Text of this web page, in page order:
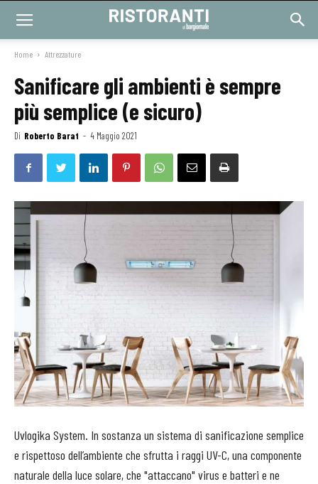
Home Attrezzature
Sanificare gli ambienti è sempre
più semplice (e sicuro)
Di Roberto Barat - 4 Maggio 2021
Uvlogika System. In sostanza un sistema di sanificazione semplice
e rispettoso dell’ambiente che sfrutta i raggi UV-C, una componente
naturale della luce solare, che "attaccano" virus e batteri e ne